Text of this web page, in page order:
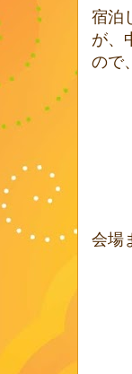
宿泊
が、
ので
会場